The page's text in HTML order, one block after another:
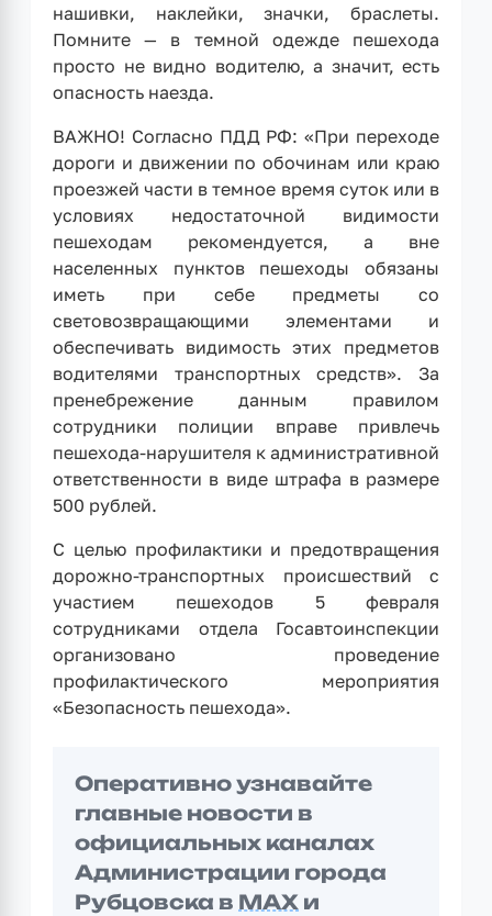
нашивки, наклейки, значки, браслеты.
Помните — в темной одежде пешехода
просто не видно водителю, а значит, есть
опасность наезда.
ВАЖНО! Согласно ПДД РФ: «При переходе
дороги и движении по обочинам или краю
проезжей части в темное время суток или в
условиях недостаточной видимости
пешеходам рекомендуется, а вне
населенных пунктов пешеходы обязаны
иметь при себе предметы со
световозвращающими элементами и
обеспечивать видимость этих предметов
водителями транспортных средств». За
пренебрежение данным правилом
сотрудники полиции вправе привлечь
пешехода-нарушителя к административной
ответственности в виде штрафа в размере
500 рублей.
С целью профилактики и предотвращения
дорожно-транспортных происшествий с
участием пешеходов 5 февраля
сотрудниками отдела Госавтоинспекции
организовано проведение
профилактического мероприятия
«Безопасность пешехода».
Оперативно узнавайте
главные новости в
официальных каналах
Администрации города
Рубцовска в MAX и